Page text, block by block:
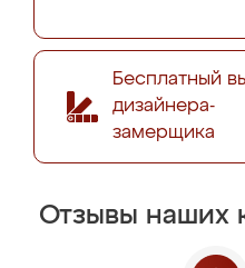
Бесплатный
дизайнера-
замерщика
Отзывы наших